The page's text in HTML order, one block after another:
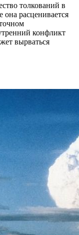
толкований в
расценивается
конфликт
вырваться